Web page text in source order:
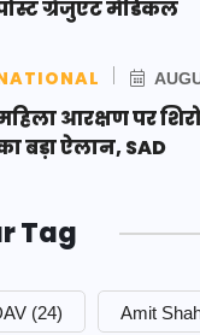
ग्रेजुएट मेडिकल
आरक्षण पर
बड़ा ऐलान, SAD
Tag
(24) Amit